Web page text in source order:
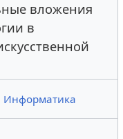
вложения
в
Информатика